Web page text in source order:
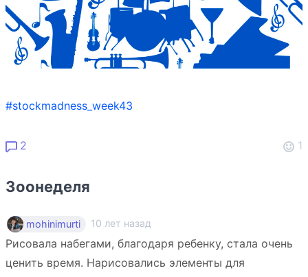
#stockmadness_week43
2 1
Зоонеделя
mohinimurti 10 лет назад
Рисовала набегами, благодаря ребенку, стала очень
ценить время. Нарисовались элементы для